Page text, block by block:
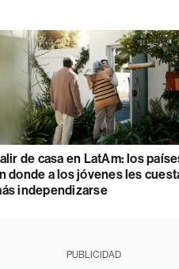
de casa en LatAm: los
donde a los jóvenes les
independizarse
PUBLICIDAD